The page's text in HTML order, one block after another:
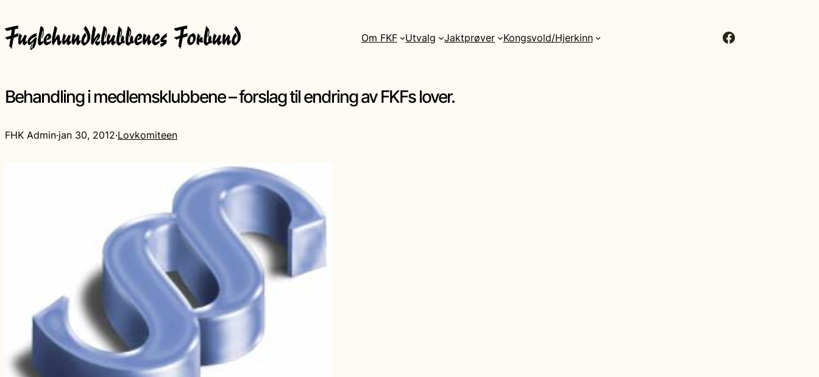
Om FKF Utvalg Jaktprøver Kongsvold/Hjerkinn Facebook
Behandling i medlemsklubbene – forslag til endring av FKFs lover.
FHK Admin·jan 30, 2012·Lovkomiteen